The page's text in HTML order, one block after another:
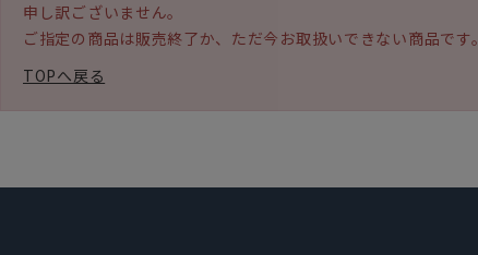
申し訳ございません。
ご指定の商品は販売終了か、ただ今お取扱いできない商品です。
TOPへ戻る